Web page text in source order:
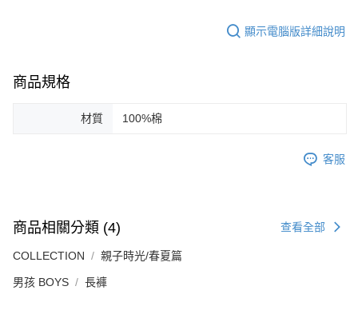
顯示電腦版詳細說明
商品規格
材質 100%棉
客服
商品相關分類 (4) 查看全部
COLLECTION 親子時光/春夏篇
男孩 BOYS 長褲